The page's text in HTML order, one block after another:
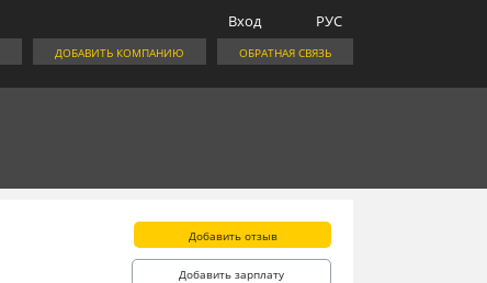
РУС
Вход
ОБРАТНАЯ СВЯЗЬ
ДОБАВИТЬ КОМПАНИЮ
Добавить отзыв
Добавить зарплату